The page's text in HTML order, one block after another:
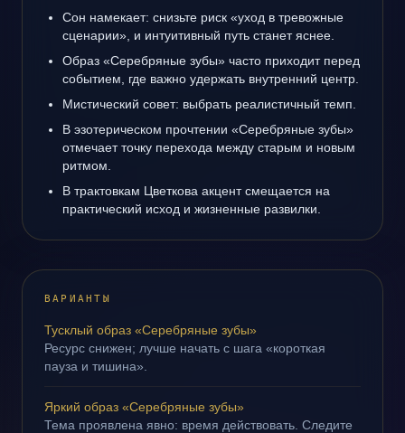
Сон намекает: снизьте риск «уход в тревожные
сценарии», и интуитивный путь станет яснее.
Образ «Серебряные зубы» часто приходит перед
событием, где важно удержать внутренний центр.
Мистический совет: выбрать реалистичный темп.
В эзотерическом прочтении «Серебряные зубы»
отмечает точку перехода между старым и новым
ритмом.
В трактовкам Цветкова акцент смещается на
практический исход и жизненные развилки.
ВАРИАНТЫ
Тусклый образ «Серебряные зубы»
Ресурс снижен; лучше начать с шага «короткая
пауза и тишина».
Яркий образ «Серебряные зубы»
Тема проявлена явно: время действовать. Следите